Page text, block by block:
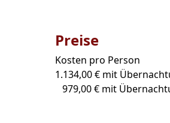
Preise
Kosten pro Person
1.134,00 € mit
979,00 € mit